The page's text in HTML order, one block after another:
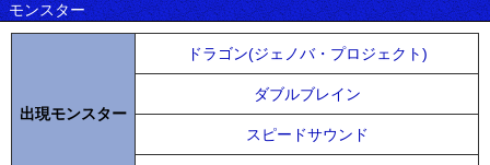
モンスター
出現モンスター
ドラゴン(ジェノバ・プロジェクト)
ダブルブレイン
スピードサウンド